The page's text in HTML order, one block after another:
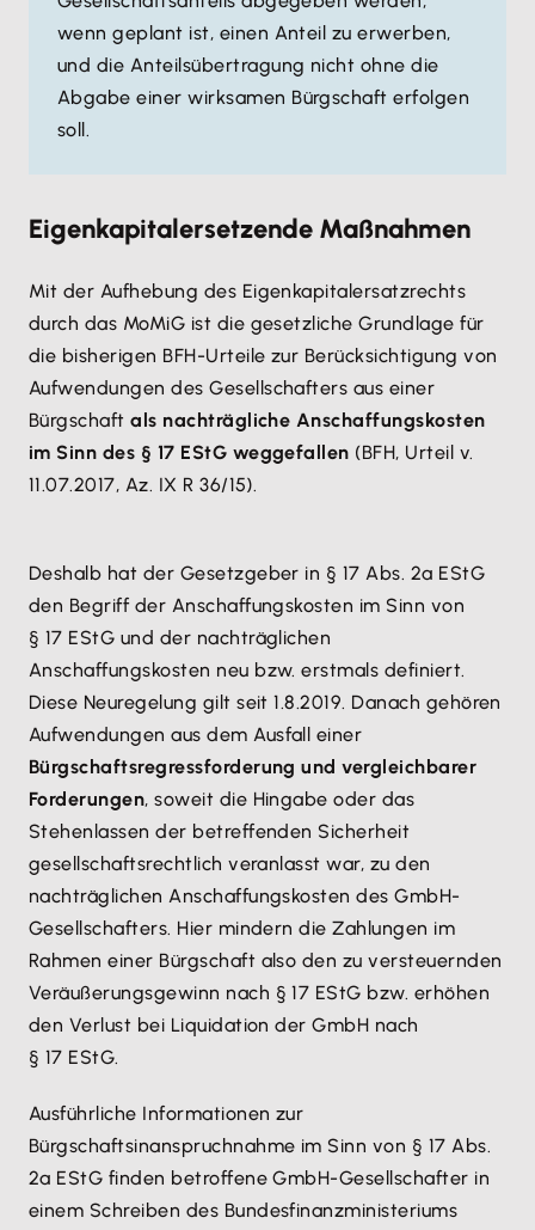
wenn geplant ist, einen Anteil zu erwerben,
und die Anteilsübertragung nicht ohne die
Abgabe einer wirksamen Bürgschaft erfolgen
soll.
Eigenkapitalersetzende Maßnahmen
Mit der Aufhebung des Eigenkapitalersatzrechts
durch das MoMiG ist die gesetzliche Grundlage für
die bisherigen BFH-Urteile zur Berücksichtigung von
Aufwendungen des Gesellschafters aus einer
Bürgschaft als nachträgliche Anschaffungskosten
im Sinn des § 17 EStG weggefallen (BFH, Urteil v.
11.07.2017, Az. IX R 36/15).
Deshalb hat der Gesetzgeber in § 17 Abs. 2a EStG
den Begriff der Anschaffungskosten im Sinn von
§ 17 EStG und der nachträglichen
Anschaffungskosten neu bzw. erstmals definiert.
Diese Neuregelung gilt seit 1.8.2019. Danach gehören
Aufwendungen aus dem Ausfall einer
Bürgschaftsregressforderung und vergleichbarer
Forderungen, soweit die Hingabe oder das
Stehenlassen der betreffenden Sicherheit
gesellschaftsrechtlich veranlasst war, zu den
nachträglichen Anschaffungskosten des GmbH-
Gesellschafters. Hier mindern die Zahlungen im
Rahmen einer Bürgschaft also den zu versteuernden
Veräußerungsgewinn nach § 17 EStG bzw. erhöhen
den Verlust bei Liquidation der GmbH nach
§ 17 EStG.
Ausführliche Informationen zur
Bürgschaftsinanspruchnahme im Sinn von § 17 Abs.
2a EStG finden betroffene GmbH-Gesellschafter in
einem Schreiben des Bundesfinanzministeriums